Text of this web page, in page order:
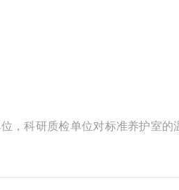
，科研质检单位对标准养护室的